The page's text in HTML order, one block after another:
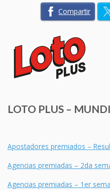
Compartir
LOTO PLUS –
Apostadores premiados –
Agencias premiadas – 2da
Agencias premiadas – 1er